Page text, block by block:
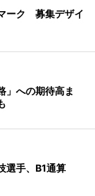
ーク 募集デザイ
」への期待高ま
選手、B1通算